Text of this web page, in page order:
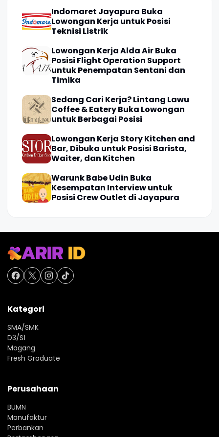
Indomaret Jayapura Buka
Lowongan Kerja untuk Posisi
Teknisi Listrik
Lowongan Kerja Alda Air Buka
Posisi Flight Operation Support
untuk Penempatan Sentani dan
Timika
Sedang Cari Kerja? Lintang Lawu
Coffee & Eatery Buka Lowongan
untuk Berbagai Posisi
Lowongan Kerja Story Kitchen and
Bar, Dibuka untuk Posisi Barista,
Waiter, dan Kitchen
Warunk Babe Udin Buka
Kesempatan Interview untuk
Posisi Crew Outlet di Jayapura
Kategori
SMA/SMK
D3/S1
Magang
Fresh Graduate
Perusahaan
BUMN
Manufaktur
Perbankan